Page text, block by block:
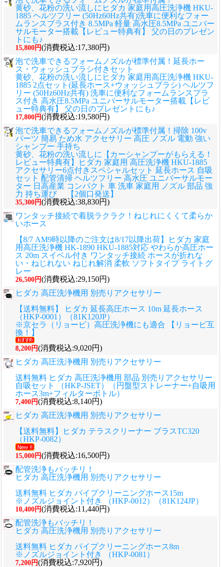
黄砂、花粉の洗い流しに ヒダカ 家庭用高圧洗浄機 HKU-
1885 ヘルツフリー (50Hz60Hz共有)洗車に便利なフォー
ムランスプラス付き 8.5MPa 軽量 高水圧8.5MPa ユニバー
サルモーター搭載【レビュー特典有】 父の日のプレゼン
トにも♪
15,800円(消費税込:17,380円)
泡で洗車できるフォームノズルが標準付属！延長ホー
ス・ウォッシュブラシ付きセット
黄砂、花粉の洗い流しに ヒダカ 家庭用高圧洗浄機 HKU-
1885 2点セット(延長ホース+ウォッシュブラシ) ヘルツフ
リー (50Hz60Hz共有) 洗車に便利なフォームランスプラ
ス付き 高水圧8.5MPa ユニバーサルモーター搭載【レビ
ュー特典有】 父の日のプレゼントにも♪
17,800円(消費税込:19,580円)
泡で洗車できるフォームノズルが標準付属！掃除 100v
パーツ 簡易 ため水 アクセサリー 高圧 ノズル 電動 強い
シャンプー 手持ち
黄砂、花粉の洗い流しに
【カーシャンプーがもらえる！
レビュー特典有】ヒダカ 家庭用 高圧洗浄機 HKU-1885
アクセサリー6点付きスペシャルセット 延長ホース 自吸
セット 配管清掃 ヘルツフリー 高水圧 ユニバーサルモー
ター 日高産業 コンパクト 車 洗車 家庭用 ノズル 部品 強
力 持ち運び 【2個口発送】
35,300円(消費税込:38,830円)
ワンタッチ接続で着脱ラクラク！ねじれにくくて柔らか
いホース
【8/7 AM9時以降のご注文は8/17以降出荷】ヒダカ 家庭
用高圧洗浄機 HK-1890 HKU-1885対応 やわらか高圧ホー
ス 20m スイベル付き ワンタッチ接続 ホースが折れな
い・ねじれない ねじれ解消 柔軟 ソフトタイプ ライトグ
レー
26,500円(消費税込:29,150円)
ヒダカ 高圧洗浄機用 別売りアクセサリー
【送料無料】 ヒダカ 延長高圧ホース 10m 延長ホース
（HKP-0001）（81K120JP）
※京セラ（リョービ）高圧洗浄機にも適合 【リョービ互
換！】
8,200円(消費税込:9,020円)
ヒダカ 高圧洗浄機用 別売りアクセサリー
送料無料 ヒダカ 高圧洗浄機用 部品 別売りアクセサリー
自吸セット （HKP-JSET）（円盤型ストレーナー+自吸用
ホース3m+フィルターボトル）
7,400円(消費税込:8,140円)
ヒダカ 高圧洗浄機用 別売りアクセサリー
【送料無料】ヒダカ テラスクリーナー プラスTC320
（HKP-0082）
15,000円(消費税込:16,500円)
配管洗浄もバッチリ！
ヒダカ 高圧洗浄機用 別売りアクセサリー
送料無料 ヒダカ パイプクリーニングホース15m
※ノズルジョイント付き （HKP-0012）（81K124JP）
10,400円(消費税込:11,440円)
配管洗浄もバッチリ！
ヒダカ 高圧洗浄機用 別売りアクセサリー
送料無料 ヒダカ パイプクリーニングホース8m
※ノズルジョイント付き （HKP-0081）
7,200円(消費税込:7,920円)